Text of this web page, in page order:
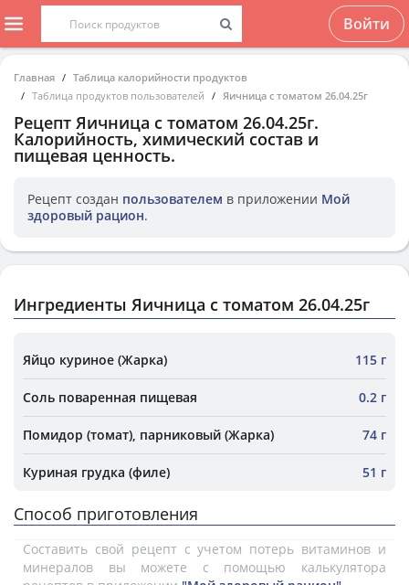
Войти
Главная
Таблица калорийности продуктов
Таблица продуктов пользователей
Яичница с томатом 26.04.25г
Рецепт Яичница с томатом 26.04.25г.
Калорийность, химический состав и
пищевая ценность.
Рецепт создан пользователем в приложении Мой
здоровый рацион.
Ингредиенты Яичница с томатом 26.04.25г
Яйцо куриное (Жарка) 115 г
Соль поваренная пищевая 0.2 г
Помидор (томат), парниковый (Жарка) 74 г
Куриная грудка (филе) 51 г
Способ приготовления
Составить свой рецепт с учетом потерь витаминов и
минералов вы можете с помощью калькулятора